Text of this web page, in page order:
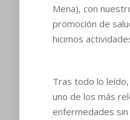
Mena), con
promoción de
hicimos
Tras todo lo
uno de los más
enfermedades sin